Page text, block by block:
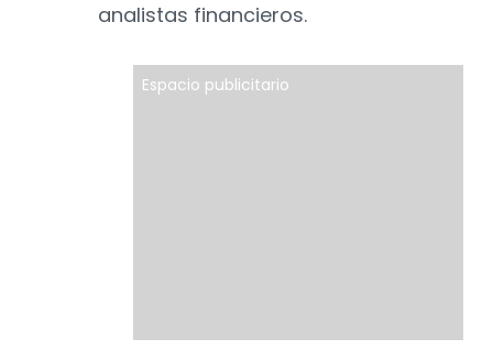
analistas financieros.
Espacio publicitario